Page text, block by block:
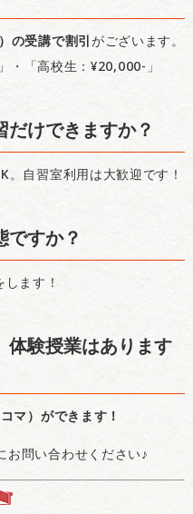
の受講で割引がございます。
・「高校生：¥20,000-」
だけできますか？
自習室利用は大歓迎です！
ですか？
ます！
体験授業はあります
マ）ができます！
問い合わせください♪